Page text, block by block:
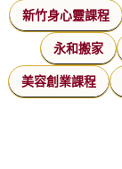
新竹身心靈課程
永和搬家
美容創業課程